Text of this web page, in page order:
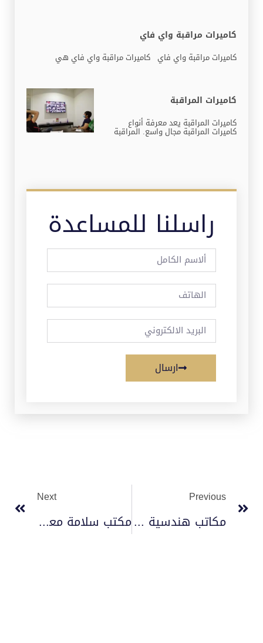
كاميرات مراقبة واي فاي
كاميرات مراقبة واي فاي كاميرات مراقبة واي فاي هي
كاميرات المراقبة
كاميرات المراقبة يعد معرفة أنواع
كاميرات المراقبة مجال واسع. المراقبة
راسلنا للمساعدة
ارسال
Previous
مكاتب هندسية معتمدة من الدفاع المدني مكتب سلامة معتمد